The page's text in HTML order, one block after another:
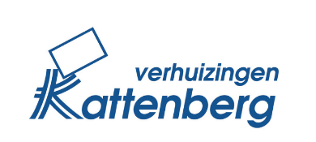
NIEUWS NIEUWS HARDERWIJK
Harderwijk wil lokale
met nieuw
reanimatie ermelo